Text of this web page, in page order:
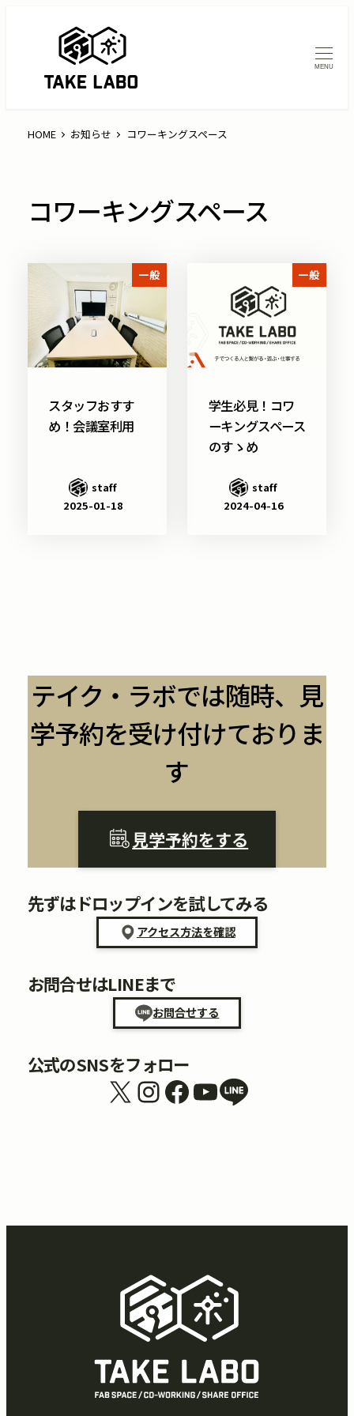
MENU
HOME お知らせ コワーキングスペース
コワーキングスペース
一般
スタッフおすす
め！会議室利用
staff
2025-01-18
一般
学生必見！コワ
ーキングスペース
のすゝめ
staff
2024-04-16
テイク・ラボでは随時、見
学予約を受け付けておりま
す
見学予約をする
先ずはドロップインを試してみる
アクセス方法を確認
お問合せはLINEまで
お問合せする
公式のSNSをフォロー
X InstagramFacebook YouTube リンク